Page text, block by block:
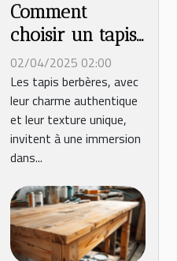
Comment
choisir un tapis
berbère pour
votre intérieur
02/04/2025 02:00
Les tapis berbères, avec
leur charme authentique
et leur texture unique,
invitent à une immersion
dans...